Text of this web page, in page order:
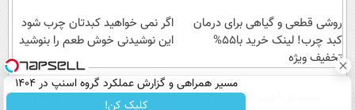
روشی قطعی و گیاهی برای درمان
کبد چرب! لینک خرید با55%
تخفیف ویژه
اگر نمی خواهید کبدتان چرب شود
این نوشیدنی خوش طعم را بنوشید
مسیر همراهی و گزارش عملکرد گروه اسنپ در ۱۴۰۴
کلیک کن!
عصر ایران۲ درباره عصرایران تماس با ما